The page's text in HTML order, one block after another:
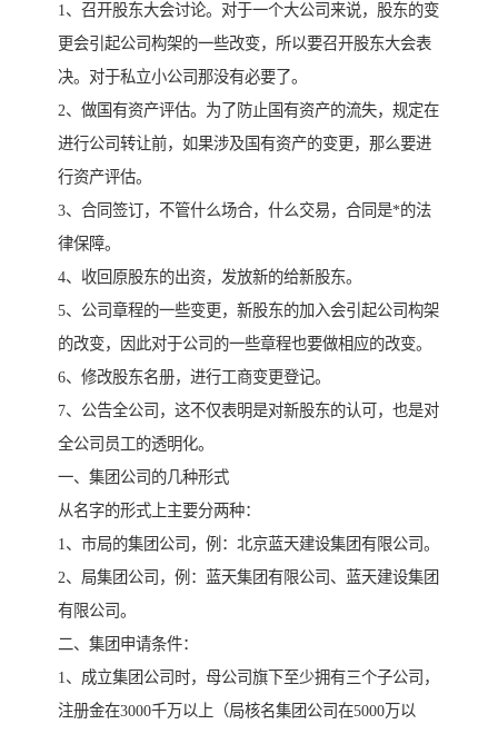
1、召开股东大会讨论。对于一个大公司来说，股东的变
更会引起公司构架的一些改变，所以要召开股东大会表
决。对于私立小公司那没有必要了。
2、做国有资产评估。为了防止国有资产的流失，规定在
进行公司转让前，如果涉及国有资产的变更，那么要进
行资产评估。
3、合同签订，不管什么场合，什么交易，合同是*的法
律保障。
4、收回原股东的出资，发放新的给新股东。
5、公司章程的一些变更，新股东的加入会引起公司构架
的改变，因此对于公司的一些章程也要做相应的改变。
6、修改股东名册，进行工商变更登记。
7、公告全公司，这不仅表明是对新股东的认可，也是对
全公司员工的透明化。
一、集团公司的几种形式
从名字的形式上主要分两种：
1、市局的集团公司，例：北京蓝天建设集团有限公司。
2、局集团公司，例：蓝天集团有限公司、蓝天建设集团
有限公司。
二、集团申请条件：
1、成立集团公司时，母公司旗下至少拥有三个子公司，
注册金在3000千万以上（局核名集团公司在5000万以